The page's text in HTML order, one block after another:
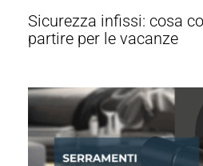
Sicurezza infissi: cosa
partire per le vacanze